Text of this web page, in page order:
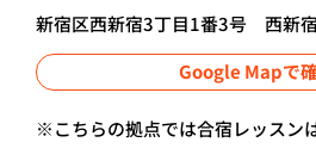
新宿区西新宿3丁目1番3号 西新
Google Mapで
※こちらの拠点では合宿レッスン